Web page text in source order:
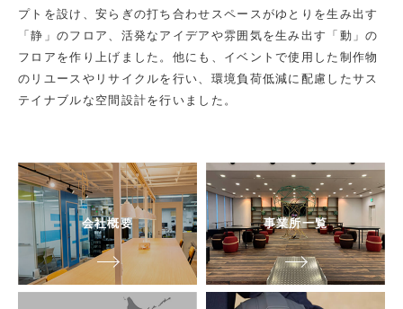
プトを設け、安らぎの打ち合わせスペースがゆとりを生み出す
「静」のフロア、活発なアイデアや雰囲気を生み出す「動」の
フロアを作り上げました。他にも、イベントで使用した制作物
のリユースやリサイクルを行い、環境負荷低減に配慮したサス
テイナブルな空間設計を行いました。
会社概要 事業所一覧